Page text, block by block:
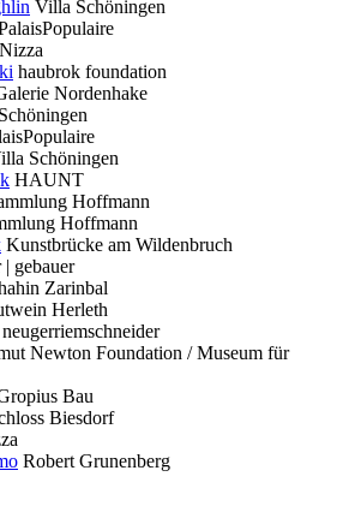
Villa Schöningen
Nizza
haubrok foundation
Nordenhake
Schöningen
HAUNT
Hoffmann
Hoffmann
Kunstbrücke am Wildenbruch
| gebauer
Zarinbal
Herleth
neugerriemschneider
Newton Foundation / Museum für
Bau
Biesdorf
Robert Grunenberg